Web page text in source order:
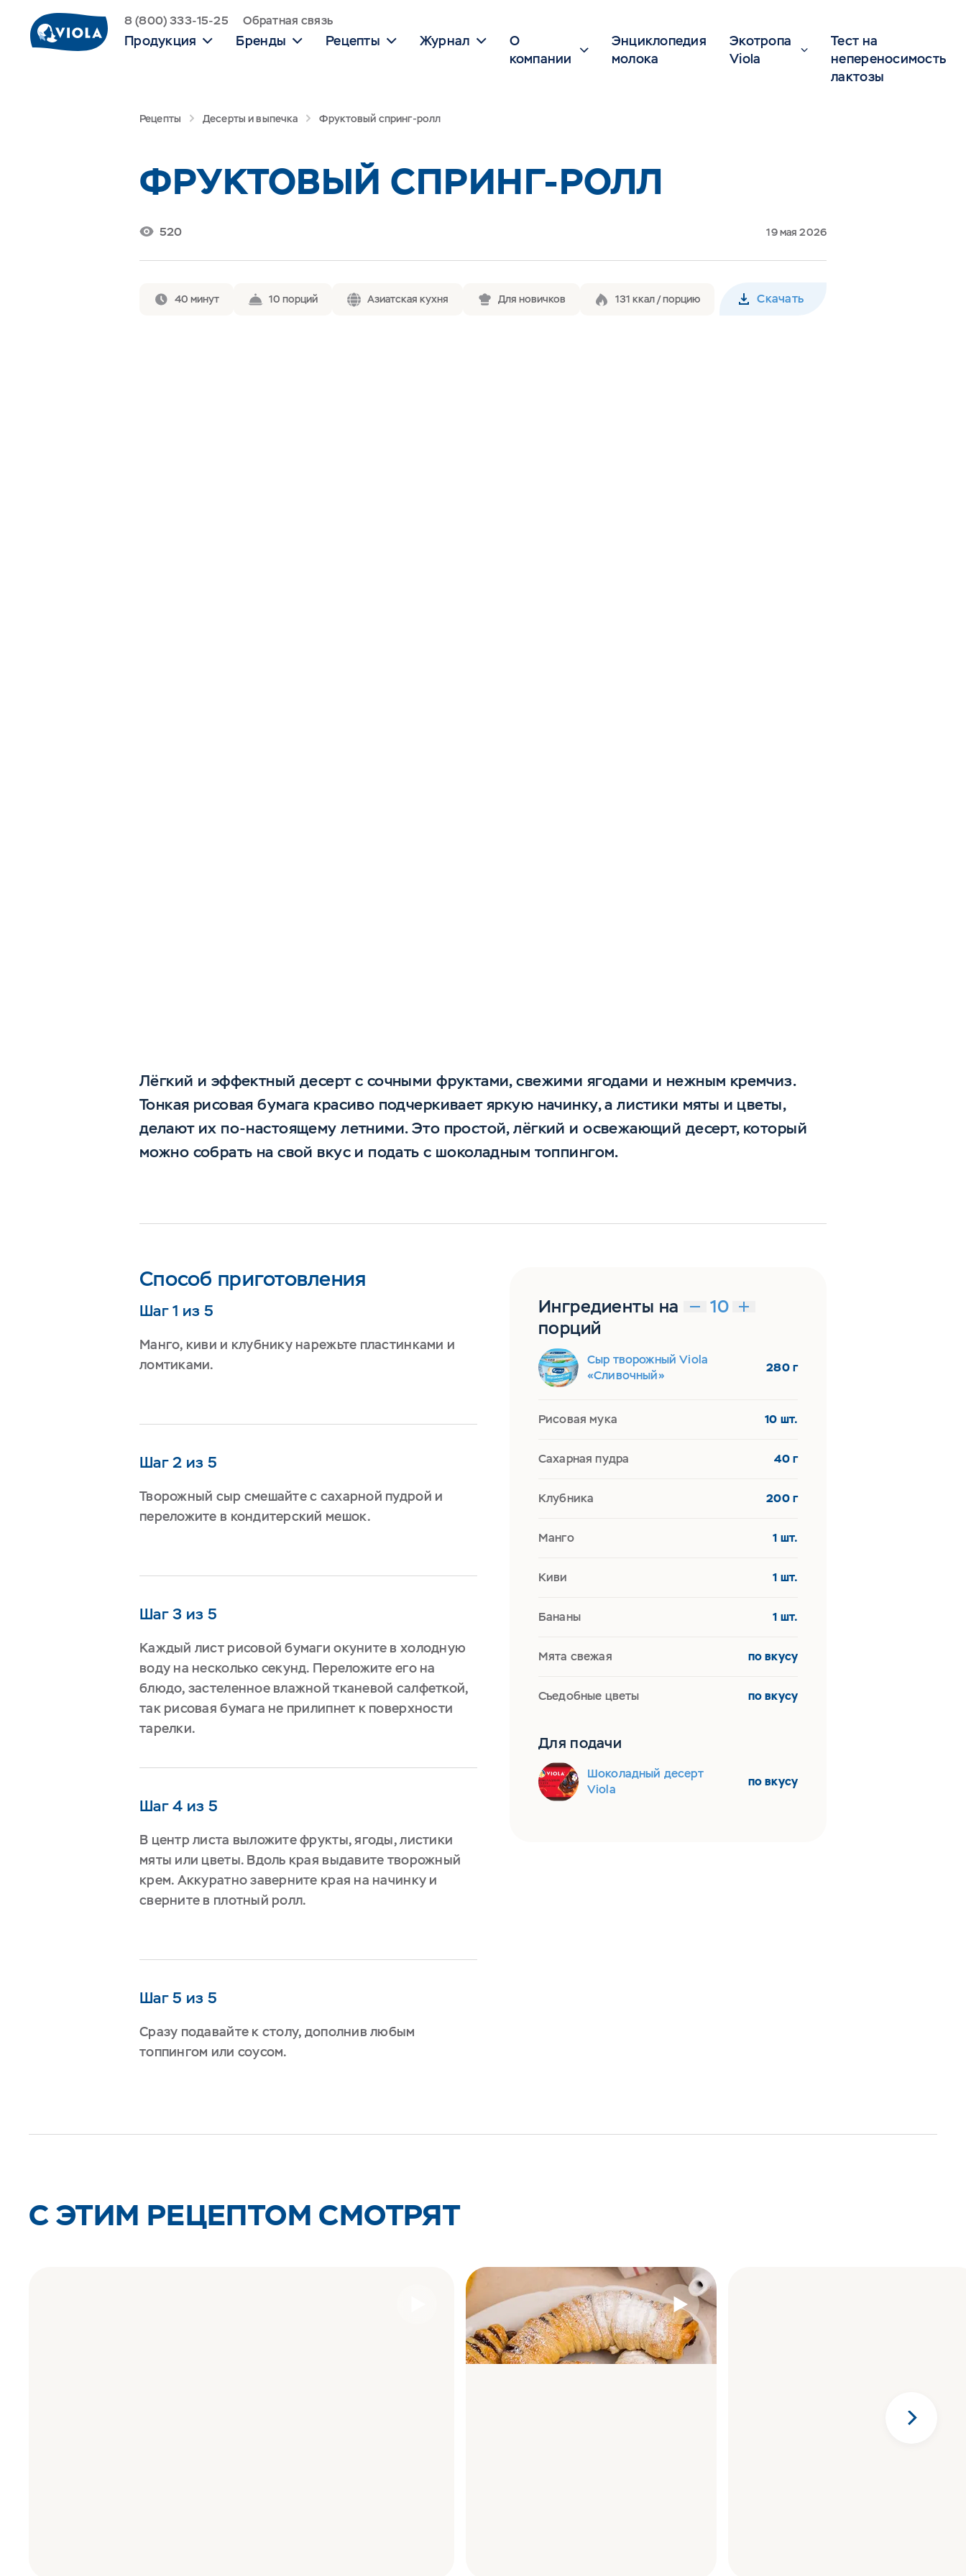
8 (800) 333-15-25 Обратная связь
Продукция Бренды Рецепты Журнал
О
компании
Энциклопедия
молока
Экотропа
Viola
Тест на
непереносимость
лактозы
Рецепты Десерты и выпечка Фруктовый спринг-ролл
ФРУКТОВЫЙ СПРИНГ-РОЛЛ
520 19 мая 2026
40 минут 10 порций Азиатская кухня Для новичков 131 ккал / порцию Скачать
Лёгкий и эффектный десерт с сочными фруктами, свежими ягодами и нежным кремчиз.
Тонкая рисовая бумага красиво подчеркивает яркую начинку, а листики мяты и цветы,
делают их по-настоящему летними. Это простой, лёгкий и освежающий десерт, который
можно собрать на свой вкус и подать с шоколадным топпингом.
Способ приготовления
Шаг 1 из 5
Манго, киви и клубнику нарежьте пластинками и
ломтиками.
Шаг 2 из 5
Творожный сыр смешайте с сахарной пудрой и
переложите в кондитерский мешок.
Шаг 3 из 5
Каждый лист рисовой бумаги окуните в холодную
воду на несколько секунд. Переложите его на
блюдо, застеленное влажной тканевой салфеткой,
так рисовая бумага не прилипнет к поверхности
тарелки.
Шаг 4 из 5
В центр листа выложите фрукты, ягоды, листики
мяты или цветы. Вдоль края выдавите творожный
крем. Аккуратно заверните края на начинку и
сверните в плотный ролл.
Шаг 5 из 5
Сразу подавайте к столу, дополнив любым
топпингом или соусом.
Ингредиенты на
порций
Сыр творожный Viola
«Сливочный»
280 г
Рисовая мука 10 шт.
Сахарная пудра 40 г
Клубника 200 г
Манго 1 шт.
Киви 1 шт.
Бананы 1 шт.
Мята свежая по вкусу
Съедобные цветы по вкусу
Для подачи
Шоколадный десерт
Viola
по вкусу
C ЭТИМ РЕЦЕПТОМ СМОТРЯТ